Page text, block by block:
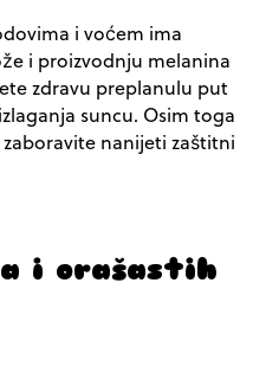
i voćem ima
i proizvodnju melanina
zdravu preplanulu put
suncu. Osim toga
nanijeti zaštitni
i orašastih